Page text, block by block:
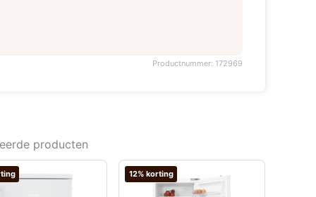
Productnummer: 172969
producten
12% korting